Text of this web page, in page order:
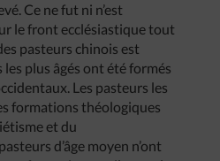
Ce ne fut ni n’est
le front ecclésiastique tout
pasteurs chinois est
les plus âgés ont été formés
Les pasteurs les
formations théologiques
et du
d’âge moyen n’ont